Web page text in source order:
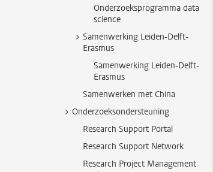
Onderzoeksprogramma data
science
Samenwerking Leiden-Delft-
Erasmus
Samenwerking Leiden-Delft-
Erasmus
Samenwerken met China
Onderzoeksondersteuning
Research Support Portal
Research Support Network
Research Project Management